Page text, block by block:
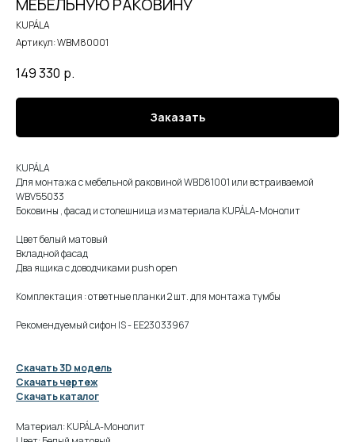
МЕБЕЛЬНУЮ РАКОВИНУ
KUPÁLA
Артикул:WBM80001
149 330 р.
Заказать
KUPÁLA
Для монтажа с мебельной раковиной WBD81001 или встраиваемой
WBV55033
Боковины , фасад и столешница из материала KUPÁLA-Монолит
Цвет белый матовый
Вкладной фасад
Два ящика с доводчиками push open
Комплектация : ответные планки 2 шт. для монтажа тумбы
Рекомендуемый сифон IS - EE23033967
Скачать 3D модель
Скачать чертеж
Скачать каталог
Материал: KUPÁLA-Монолит